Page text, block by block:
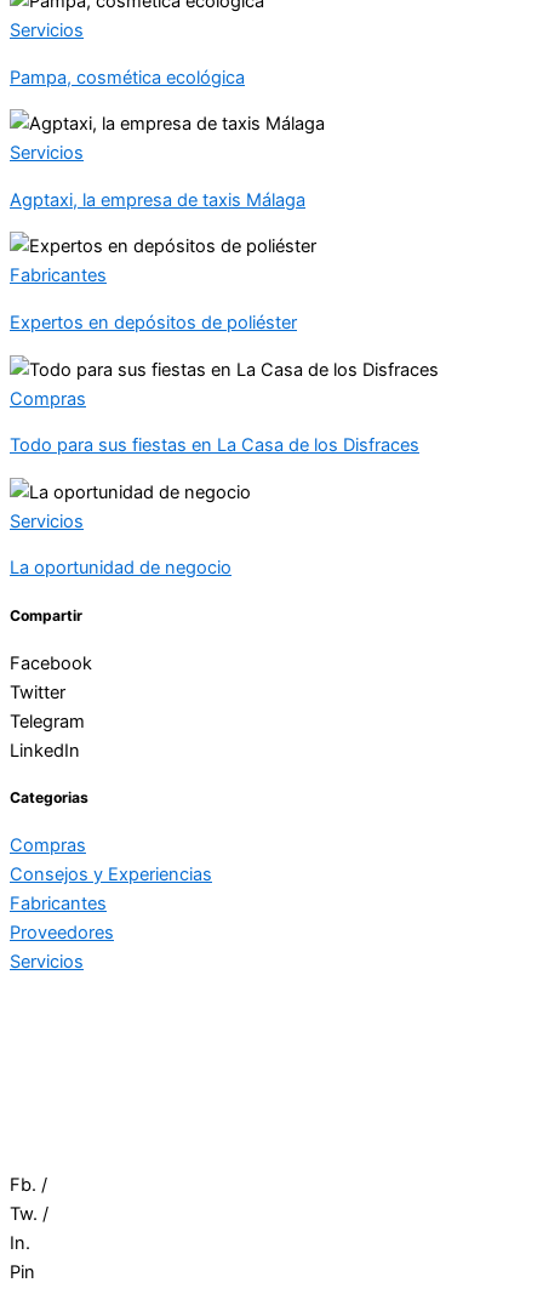
Servicios
Pampa, cosmética ecológica
Servicios
Agptaxi, la empresa de taxis Málaga
Fabricantes
Expertos en depósitos de poliéster
Compras
Todo para sus fiestas en La Casa de los Disfraces
Servicios
La oportunidad de negocio
Compartir
Facebook
Twitter
Telegram
LinkedIn
Categorias
Compras
Consejos y Experiencias
Fabricantes
Proveedores
Servicios
Fb. /
Tw. /
In.
Pin